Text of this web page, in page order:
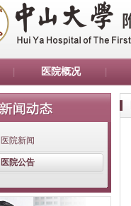
医院概况
医院新闻
医院公告